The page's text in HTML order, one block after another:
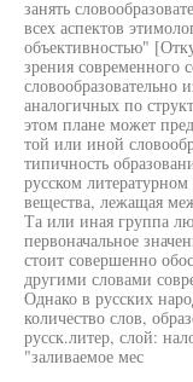
занять
всех аспектов
объективностью"
зрения современного
аналогичных по
этом плане может
той или иной
типичность
русском
вещества, лежащая
Та или иная группа
первоначальное
стоит совершенно
другими словами
Однако в русских
количество слов,
русск.литер, слой:
"заливаемое мес